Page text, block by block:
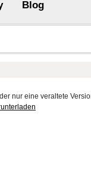
Blog
nur eine veraltete